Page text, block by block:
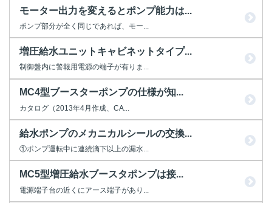
モーター出力を変えるとポンプ能力は...
ポンプ部分が全く同じであれば、モー...
増圧給水ユニットキャビネットタイプ...
制御盤内に警報用電源の端子が有りま...
MC4型ブースターポンプの仕様が知...
カタログ（2013年4月作成、CA...
給水ポンプのメカニカルシールの交換...
①ポンプ運転中に連続滴下以上の漏水...
MC5型増圧給水ブースタポンプは接...
電源端子台の近くにアース端子があり...